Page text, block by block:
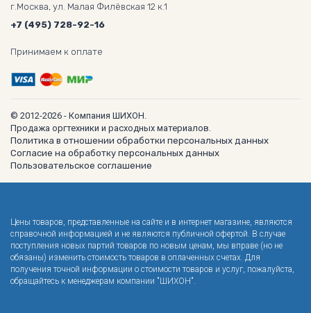
г.Москва, ул. Малая Филёвская 12 к.1
+7 (495) 728-92-16
Принимаем к оплате
© 2012-2026 - Компания ШИХОН.
Продажа оргтехники и расходных материалов.
Политика в отношении обработки персональных данных
Согласие на обработку персональных данных
Пользовательское соглашение
Цены товаров, представленные на сайте и в интернет магазине, являются
справочной информацией и не являются публичной офертой. В случае
поступления новых партий товаров по новым ценам, мы вправе (но не
обязаны) изменить стоимость товаров в оплаченных счетах. Для
получения точной информации о стоимости товаров и услуг, пожалуйста,
обращайтесь к менеджерам компании "ШИХОН".